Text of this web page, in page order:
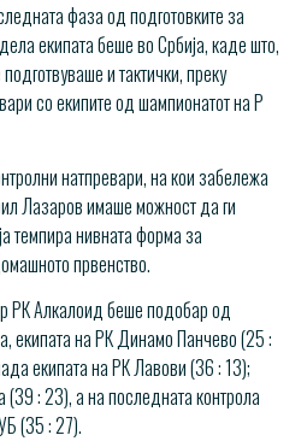
фаза од подготовките за
екипата беше во Србија, каде што,
и тактички, преку
со екипите од шампионатот на Р
натпревари, на кои забележа
Лазаров имаше можност да ги
темпира нивната форма за
првенство.
РК Алкалоид беше подобар од
екипата на РК Динамо Панчево (25 :
екипата на РК Лавови (36 : 13);
: 23), а на последната контрола
(35 : 27).